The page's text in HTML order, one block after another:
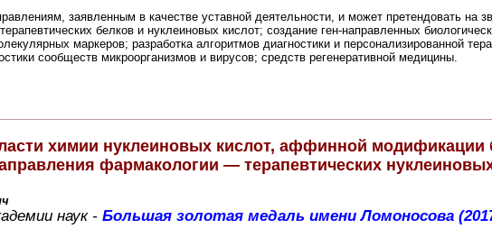
заявленным в качестве уставной деятельности, и может претендовать на
белков и нуклеиновых кислот; создание ген-направленных
маркеров; разработка алгоритмов диагностики и персонализированной
сообществ микроорганизмов и вирусов; средств регенеративной медицины.
химии нуклеиновых кислот, аффинной модификации
фармакологии — терапевтических
наук - Большая золотая медаль имени Ломоносова